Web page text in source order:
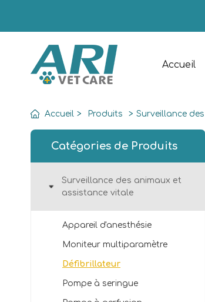
Accueil
Accueil > Produits > Surveillance
Catégories de Produits
Surveillance des animaux et
assistance vitale
Appareil d'anesthésie
Moniteur multiparamètre
Défibrillateur
Pompe à seringue